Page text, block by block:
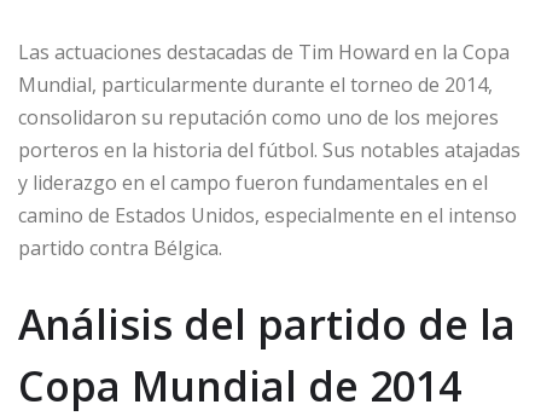
Las actuaciones destacadas de Tim Howard en la Copa
Mundial, particularmente durante el torneo de 2014,
consolidaron su reputación como uno de los mejores
porteros en la historia del fútbol. Sus notables atajadas
y liderazgo en el campo fueron fundamentales en el
camino de Estados Unidos, especialmente en el intenso
partido contra Bélgica.
Análisis del partido de la
Copa Mundial de 2014